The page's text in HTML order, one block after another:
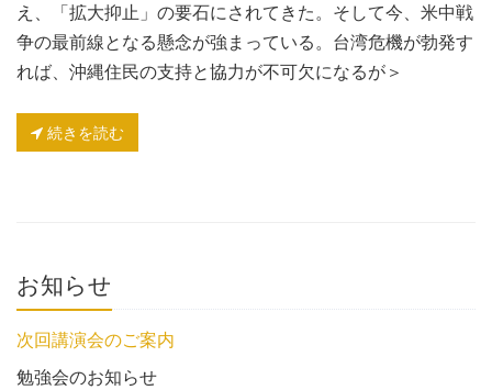
え、「拡大抑止」の要石にされてきた。そして今、米中戦
争の最前線となる懸念が強まっている。台湾危機が勃発す
れば、沖縄住民の支持と協力が不可欠になるが＞
続きを読む
お知らせ
次回講演会のご案内
勉強会のお知らせ